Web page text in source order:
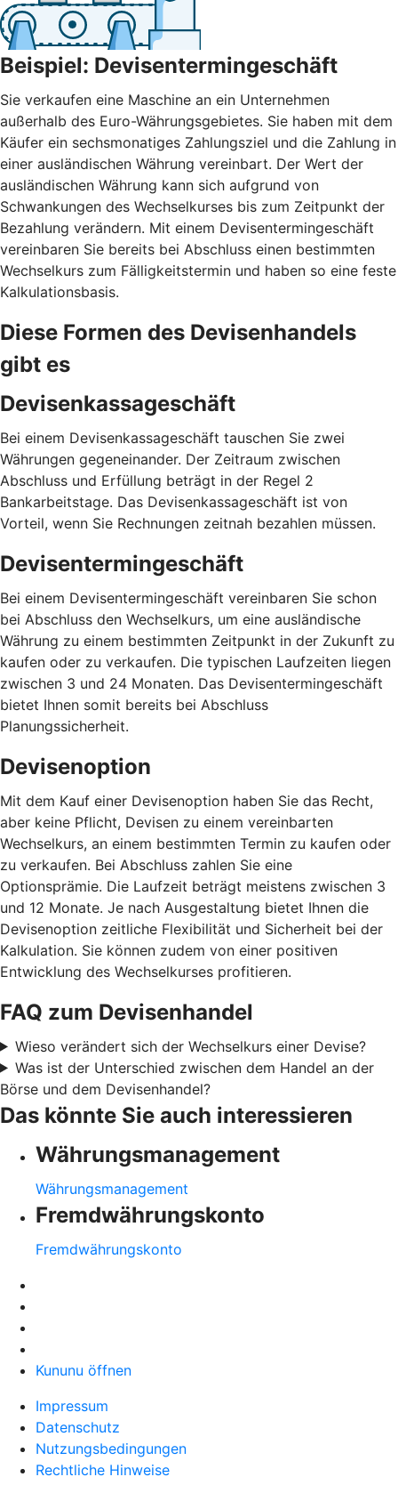
Beispiel: Devisentermingeschäft
Sie verkaufen eine Maschine an ein Unternehmen
außerhalb des Euro-Währungsgebietes. Sie haben mit dem
Käufer ein sechsmonatiges Zahlungsziel und die Zahlung in
einer ausländischen Währung vereinbart. Der Wert der
ausländischen Währung kann sich aufgrund von
Schwankungen des Wechselkurses bis zum Zeitpunkt der
Bezahlung verändern. Mit einem Devisentermingeschäft
vereinbaren Sie bereits bei Abschluss einen bestimmten
Wechselkurs zum Fälligkeitstermin und haben so eine feste
Kalkulationsbasis.
Diese Formen des Devisenhandels
gibt es
Devisenkassageschäft
Bei einem Devisenkassageschäft tauschen Sie zwei
Währungen gegeneinander. Der Zeitraum zwischen
Abschluss und Erfüllung beträgt in der Regel 2
Bankarbeitstage. Das Devisenkassageschäft ist von
Vorteil, wenn Sie Rechnungen zeitnah bezahlen müssen.
Devisentermingeschäft
Bei einem Devisentermingeschäft vereinbaren Sie schon
bei Abschluss den Wechselkurs, um eine ausländische
Währung zu einem bestimmten Zeitpunkt in der Zukunft zu
kaufen oder zu verkaufen. Die typischen Laufzeiten liegen
zwischen 3 und 24 Monaten. Das Devisentermingeschäft
bietet Ihnen somit bereits bei Abschluss
Planungssicherheit.
Devisenoption
Mit dem Kauf einer Devisenoption haben Sie das Recht,
aber keine Pflicht, Devisen zu einem vereinbarten
Wechselkurs, an einem bestimmten Termin zu kaufen oder
zu verkaufen. Bei Abschluss zahlen Sie eine
Optionsprämie. Die Laufzeit beträgt meistens zwischen 3
und 12 Monate. Je nach Ausgestaltung bietet Ihnen die
Devisenoption zeitliche Flexibilität und Sicherheit bei der
Kalkulation. Sie können zudem von einer positiven
Entwicklung des Wechselkurses profitieren.
FAQ zum Devisenhandel
Wieso verändert sich der Wechselkurs einer Devise?
Was ist der Unterschied zwischen dem Handel an der
Börse und dem Devisenhandel?
Das könnte Sie auch interessieren
Währungsmanagement
Währungsmanagement
Fremdwährungskonto
Fremdwährungskonto
Kununu öffnen
Impressum
Datenschutz
Nutzungsbedingungen
Rechtliche Hinweise